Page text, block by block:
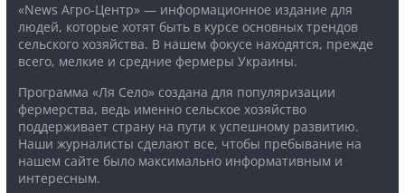
«News Агро-Центр» — информационное издание для
людей, которые хотят быть в курсе основных трендов
сельского хозяйства. В нашем фокусе находятся, прежде
всего, мелкие и средние фермеры Украины.
Программа «Ля Село» создана для популяризации
фермерства, ведь именно сельское хозяйство
поддерживает страну на пути к успешному развитию.
Наши журналисты сделают все, чтобы пребывание на
нашем сайте было максимально информативным и
интересным.